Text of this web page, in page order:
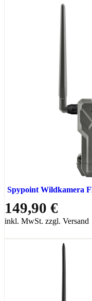
Spypoint Wildkamera
149,90 €
inkl. MwSt. zzgl. Versand